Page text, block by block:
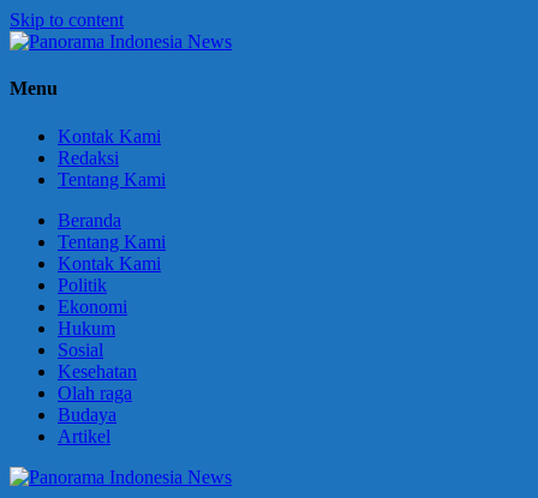
Skip to content
Panorama
Berani
Menu
Kontak Kami
Redaksi
Tentang Kami
Beranda
Tentang Kami
Kontak Kami
Politik
Ekonomi
Hukum
Sosial
Kesehatan
Olah raga
Budaya
Artikel